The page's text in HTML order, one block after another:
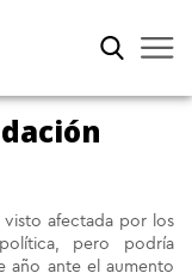
visto afectada por los
pero podría
año ante el aumento